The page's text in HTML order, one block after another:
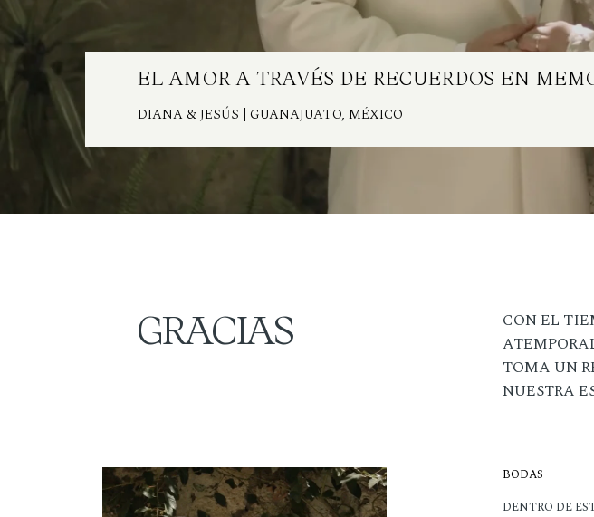
EL AMOR A TRAVÉS DE RECUERDOS EN
DIANA & JESÚS | GUANAJUATO, MÉXICO
CON EL
TOMA UN
NUESTRA
GRACIAS
BODAS
DENTRO DE